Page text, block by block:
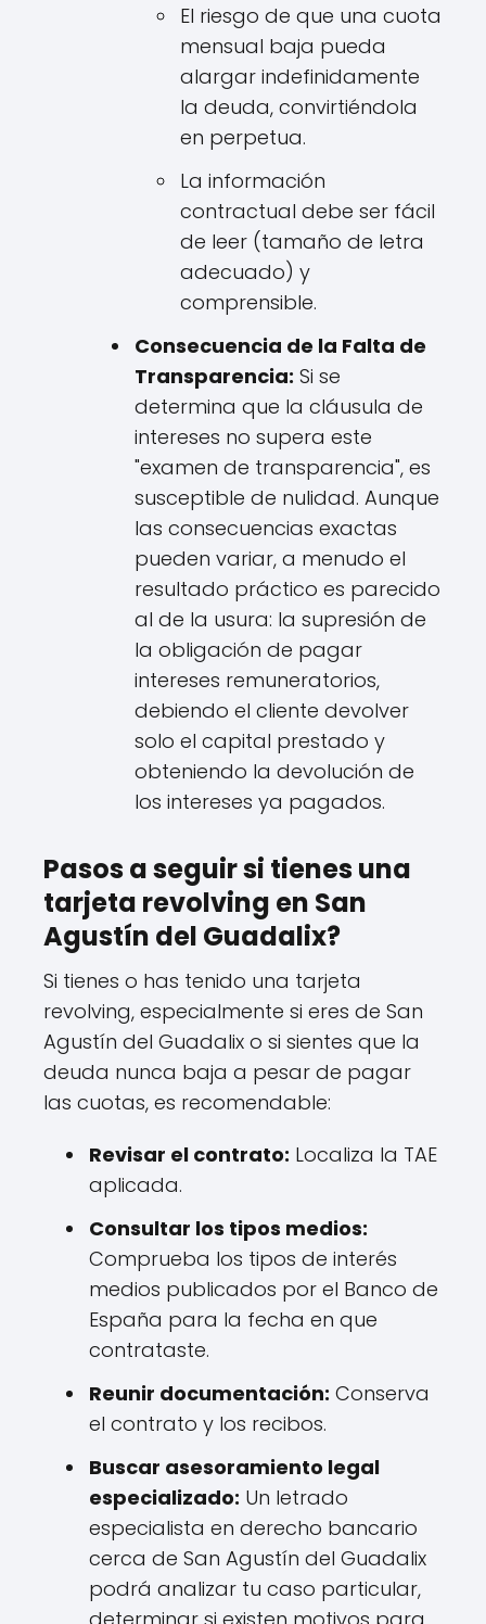
El riesgo de que una cuota
mensual baja pueda
alargar indefinidamente
la deuda, convirtiéndola
en perpetua.
La información
contractual debe ser fácil
de leer (tamaño de letra
adecuado) y
comprensible.
Consecuencia de la Falta de
Transparencia: Si se
determina que la cláusula de
intereses no supera este
"examen de transparencia", es
susceptible de nulidad. Aunque
las consecuencias exactas
pueden variar, a menudo el
resultado práctico es parecido
al de la usura: la supresión de
la obligación de pagar
intereses remuneratorios,
debiendo el cliente devolver
solo el capital prestado y
obteniendo la devolución de
los intereses ya pagados.
Pasos a seguir si tienes una
tarjeta revolving en San
Agustín del Guadalix?
Si tienes o has tenido una tarjeta
revolving, especialmente si eres de San
Agustín del Guadalix o si sientes que la
deuda nunca baja a pesar de pagar
las cuotas, es recomendable:
Revisar el contrato: Localiza la TAE
aplicada.
Consultar los tipos medios:
Comprueba los tipos de interés
medios publicados por el Banco de
España para la fecha en que
contrataste.
Reunir documentación: Conserva
el contrato y los recibos.
Buscar asesoramiento legal
especializado: Un letrado
especialista en derecho bancario
cerca de San Agustín del Guadalix
podrá analizar tu caso particular,